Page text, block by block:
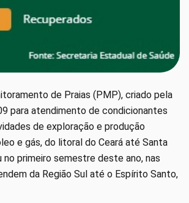
de Praias (PMP), criado pela
para atendimento de condicionantes
de exploração e produção
e gás, do litoral do Ceará até Santa
no primeiro semestre deste ano, nas
da Região Sul até o Espírito Santo,